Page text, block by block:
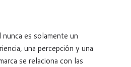
es solamente un
una percepción y una
se relaciona con las